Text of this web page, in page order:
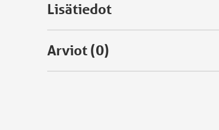
Lisätiedot
Arviot (0)